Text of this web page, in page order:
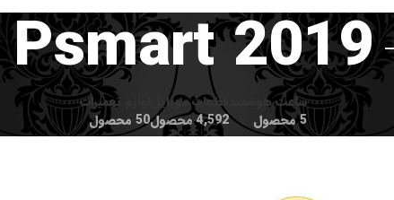
Psmart 2019
ساعت هوشمند
5 محصول
قطعات موبایل
4,592 محصول
لوازم تعمیرات
50 محصول